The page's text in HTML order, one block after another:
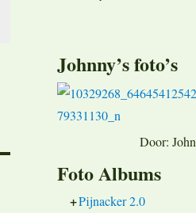
Johnny’s foto’s
Door:
Foto Albums
+Pijnacker 2.0